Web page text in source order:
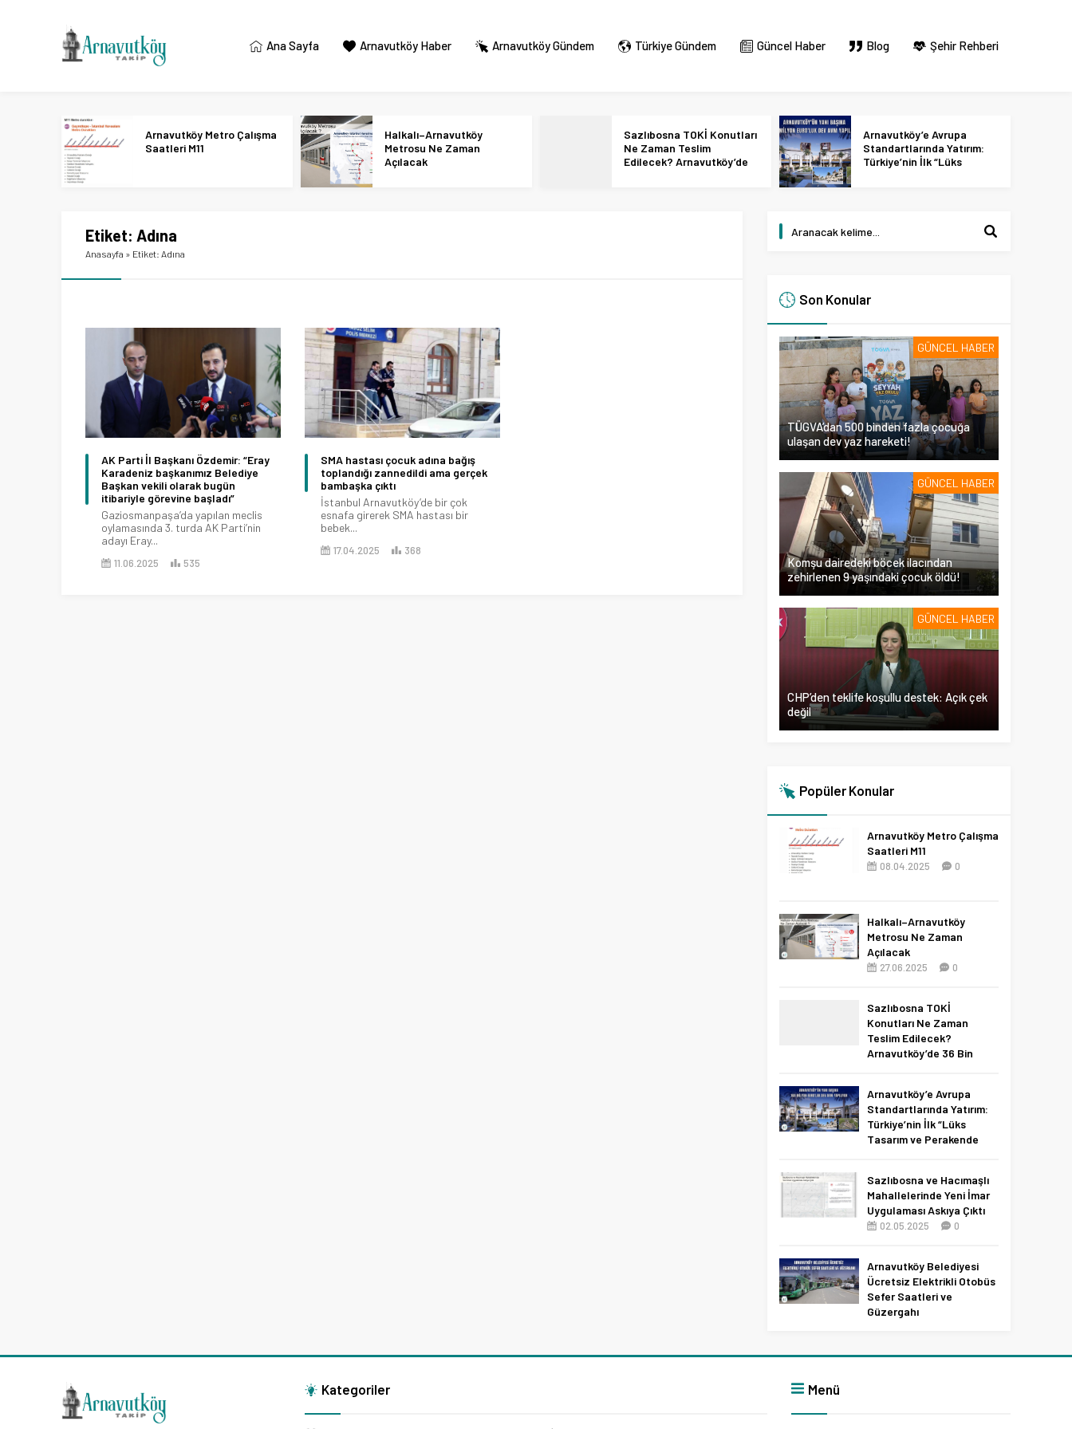
Ana Sayfa Arnavutköy Haber Arnavutköy Gündem Türkiye Gündem Güncel Haber Blog Şehir Rehberi
Arnavutköy Metro Çalışma
Saatleri M11
Halkalı–Arnavutköy
Metrosu Ne Zaman
Açılacak
Sazlıbosna TOKİ Konutları
Ne Zaman Teslim
Edilecek? Arnavutköy’de
Arnavutköy’e Avrupa
Standartlarında Yatırım:
Türkiye’nin İlk “Lüks
Etiket: Adına
Anasayfa » Etiket: Adına
AK Parti İl Başkanı Özdemir: “Eray
Karadeniz başkanımız Belediye
Başkan vekili olarak bugün
itibariyle görevine başladı”
Gaziosmanpaşa’da yapılan meclis
oylamasında 3. turda AK Parti’nin
adayı Eray...
11.06.2025 535
SMA hastası çocuk adına bağış
toplandığı zannedildi ama gerçek
bambaşka çıktı
İstanbul Arnavutköy’de bir çok
esnafa girerek SMA hastası bir
bebek...
17.04.2025 368
Son Konular
GÜNCEL HABER
TÜGVA’dan 500 binden fazla çocuğa
ulaşan dev yaz hareketi!
GÜNCEL HABER
Komşu dairedeki böcek ilacından
zehirlenen 9 yaşındaki çocuk öldü!
GÜNCEL HABER
CHP’den teklife koşullu destek: Açık çek
değil
Popüler Konular
Arnavutköy Metro Çalışma
Saatleri M11
08.04.2025 0
Halkalı–Arnavutköy
Metrosu Ne Zaman
Açılacak
27.06.2025 0
Sazlıbosna TOKİ
Konutları Ne Zaman
Teslim Edilecek?
Arnavutköy’de 36 Bin
11.04.2026 0
Arnavutköy’e Avrupa
Standartlarında Yatırım:
Türkiye’nin İlk “Lüks
Tasarım ve Perakende
Sazlıbosna ve Hacımaşlı
Mahallelerinde Yeni İmar
Uygulaması Askıya Çıktı
02.05.2025 0
Arnavutköy Belediyesi
Ücretsiz Elektrikli Otobüs
Sefer Saatleri ve
Güzergahı
Kategoriler Menü